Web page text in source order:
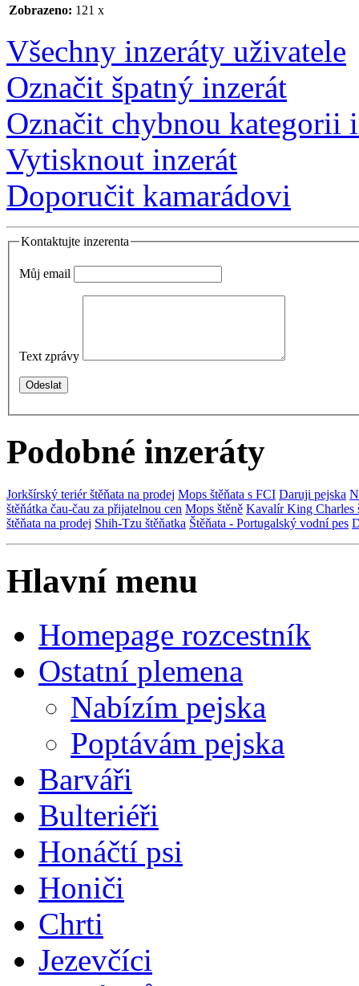
Zobrazeno: 121 x
Všechny inzeráty uživatele
Označit špatný inzerát
Označit chybnou kategorii
Vytisknout inzerát
Doporučit kamarádovi
Kontaktujte inzerenta
Můj email
Text zprávy
Podobné inzeráty
Jorkšírský teriér štěňata na prodej Mops štěňata s FCI Daruji pejska
štěňátka čau-čau za přijatelnou cen Mops štěně Kavalír King Charles
štěňata na prodej Shih-Tzu štěňatka Štěňata - Portugalský vodní pes
Hlavní menu
Homepage rozcestník
Ostatní plemena
Nabízím pejska
Poptávám pejska
Barváři
Bulteriéři
Honáčtí psi
Honiči
Chrti
Jezevčíci